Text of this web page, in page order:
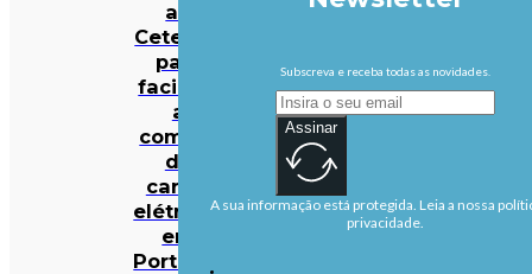
ao
Cetelem
para
facilitar
a
compra
de
carros
elétricos
em
Portugal
Subscreva e receba todas as novidades.
Assinar
A sua informação está protegida. Leia a nossa
privacidade.